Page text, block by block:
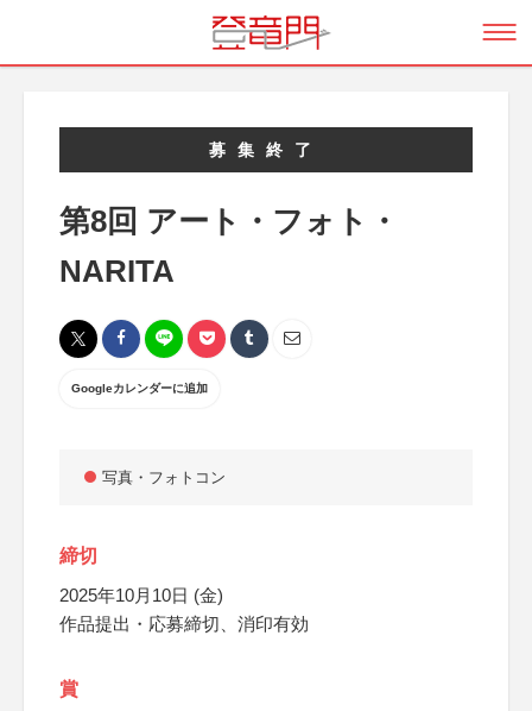
募集終了
第8回 アート・フォト・
NARITA
Googleカレンダーに追加
写真・フォトコン
締切
2025年10月10日 (金)
作品提出・応募締切、消印有効
賞